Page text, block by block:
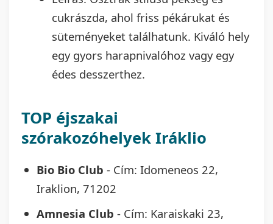
cukrászda, ahol friss pékárukat és
süteményeket találhatunk. Kiváló hely
egy gyors harapnivalóhoz vagy egy
édes desszerthez.
TOP éjszakai
szórakozóhelyek Iráklio
Bio Bio Club - Cím: Idomeneos 22,
Iraklion, 71202
Amnesia Club - Cím: Karaiskaki 23,